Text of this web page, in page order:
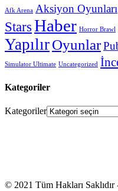
Afk Arena Aksiyon Oyunları
Stars Haber Horror Brawl
YapılırOyunlar
Simulator Ultimate Uncategorized
Kategoriler
Kategoriler
© 2021 Tüm Hakları Saklıdır